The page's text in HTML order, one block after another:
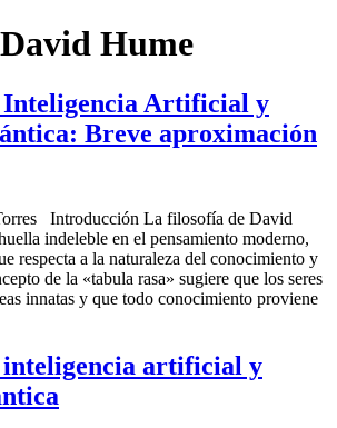
David Hume
Artificial y
Breve aproximación
Introducción La filosofía de David
indeleble en el pensamiento moderno,
respecta a la naturaleza del conocimiento y
de la «tabula rasa» sugiere que los seres
innatas y que todo conocimiento proviene
artificial y